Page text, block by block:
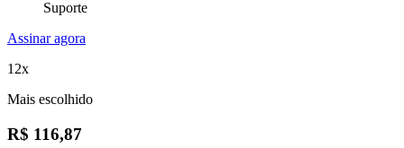
Suporte
Assinar agora
12x
Mais escolhido
R$ 116,87